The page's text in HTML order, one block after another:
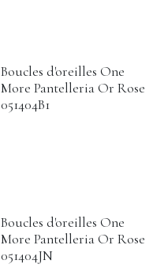
Boucles d'oreilles One
More Pantelleria Or Rose
051404B1
Boucles d'oreilles One
More Pantelleria Or Rose
051404JN